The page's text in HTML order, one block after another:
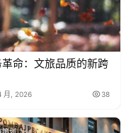
革命：文旅品质的新跨
月, 2026 38